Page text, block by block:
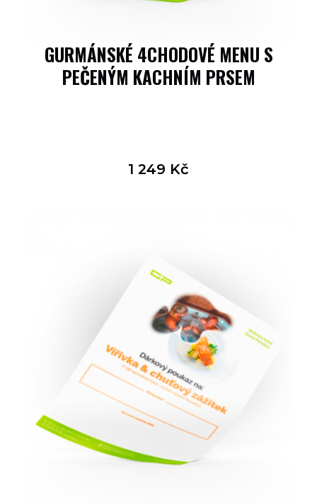
GURMÁNSKÉ 4CHODOVÉ MENU S
PEČENÝM KACHNÍM PRSEM
1 249 Kč